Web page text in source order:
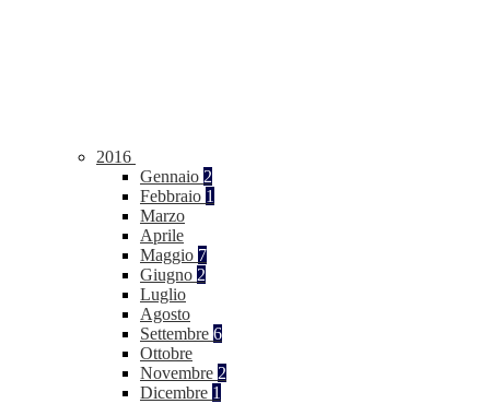
2016
Gennaio 2
Febbraio 1
Marzo
Aprile
Maggio 7
Giugno 2
Luglio
Agosto
Settembre 6
Ottobre
Novembre 2
Dicembre 1